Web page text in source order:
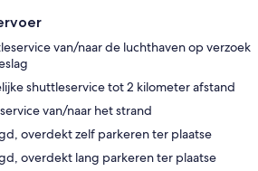
van/naar de luchthaven op verzoek
shuttleservice tot 2 kilometer afstand
van/naar het strand
overdekt zelf parkeren ter plaatse
overdekt lang parkeren ter plaatse